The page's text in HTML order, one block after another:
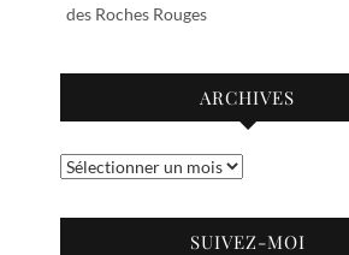
des Roches Rouges
ARCHIVES
Archives
SUIVEZ-MOI